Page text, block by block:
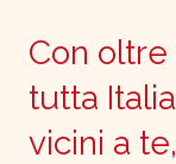
Con
tutta
vicini a